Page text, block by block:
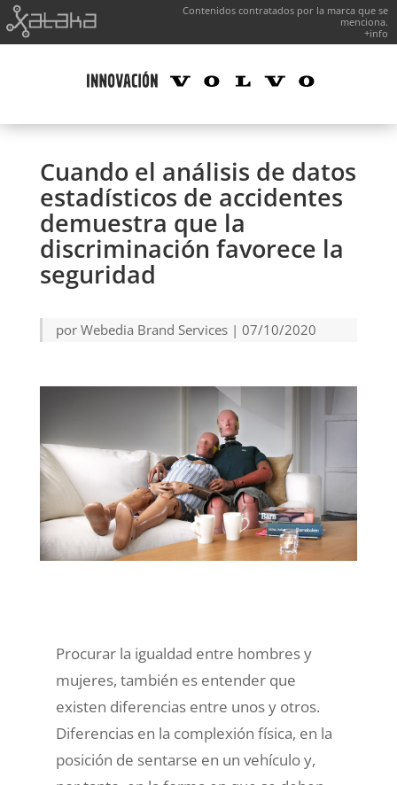
Contenidos contratados por la marca que se
menciona.
+info
Cuando el análisis de datos
estadísticos de accidentes
demuestra que la
discriminación favorece la
seguridad
por Webedia Brand Services| 07/10/2020
Procurar la igualdad entre hombres y
mujeres, también es entender que
existen diferencias entre unos y otros.
Diferencias en la complexión física, en la
posición de sentarse en un vehículo y,